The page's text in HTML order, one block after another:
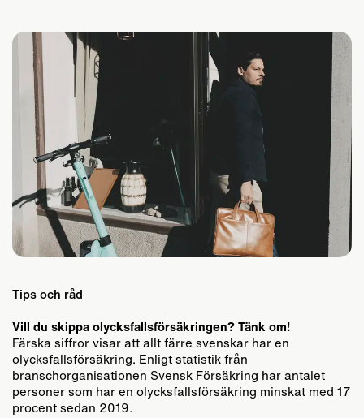
Tips och råd
Vill du skippa olycksfallsförsäkringen? Tänk om!
Färska siffror visar att allt färre svenskar har en
olycksfallsförsäkring. Enligt statistik från
branschorganisationen Svensk Försäkring har antalet
personer som har en olycksfallsförsäkring minskat med 17
procent sedan 2019.